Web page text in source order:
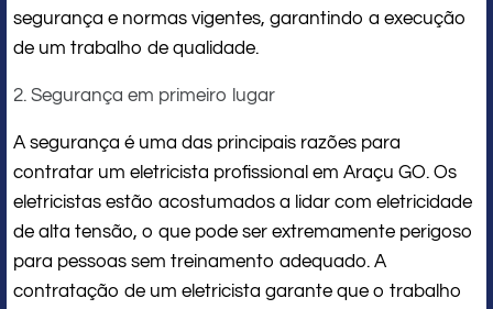
segurança e normas vigentes, garantindo a execução
de um trabalho de qualidade.
2. Segurança em primeiro lugar
A segurança é uma das principais razões para
contratar um eletricista profissional em Araçu GO. Os
eletricistas estão acostumados a lidar com eletricidade
de alta tensão, o que pode ser extremamente perigoso
para pessoas sem treinamento adequado. A
contratação de um eletricista garante que o trabalho